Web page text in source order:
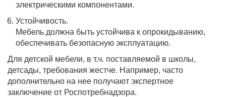
электрическими компонентами.
Устойчивость.
Мебель должна быть устойчива к опрокидыванию,
обеспечивать безопасную эксплуатацию.
Для детской мебели, в т.ч. поставляемой в школы,
детсады, требования жестче. Например, часто
дополнительно на нее получают экспертное
заключение от Роспотребнадзора.